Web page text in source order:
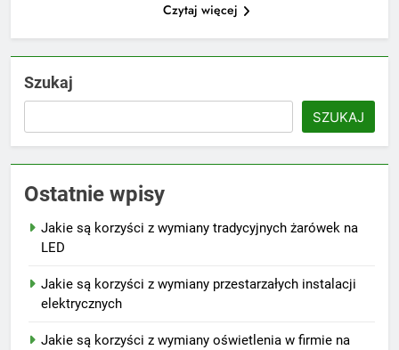
Czytaj więcej
Szukaj
SZUKAJ
Ostatnie wpisy
Jakie są korzyści z wymiany tradycyjnych żarówek na
LED
Jakie są korzyści z wymiany przestarzałych instalacji
elektrycznych
Jakie są korzyści z wymiany oświetlenia w firmie na